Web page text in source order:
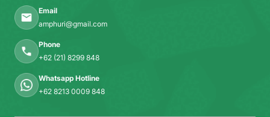
Email
amphuri@gmail.com
Phone
+62 (21) 8299 848
Whatsapp Hotline
+62 8213 0009 848